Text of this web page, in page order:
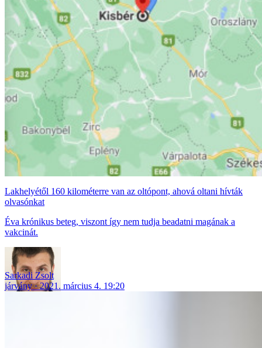
Lakhelyétől 160 kilométerre van az oltópont, ahová oltani hívták
olvasónkat
Éva krónikus beteg, viszont így nem tudja beadatni magának a
vakcinát.
Sarkadi Zsolt
járvány
2021. március 4. 19:20